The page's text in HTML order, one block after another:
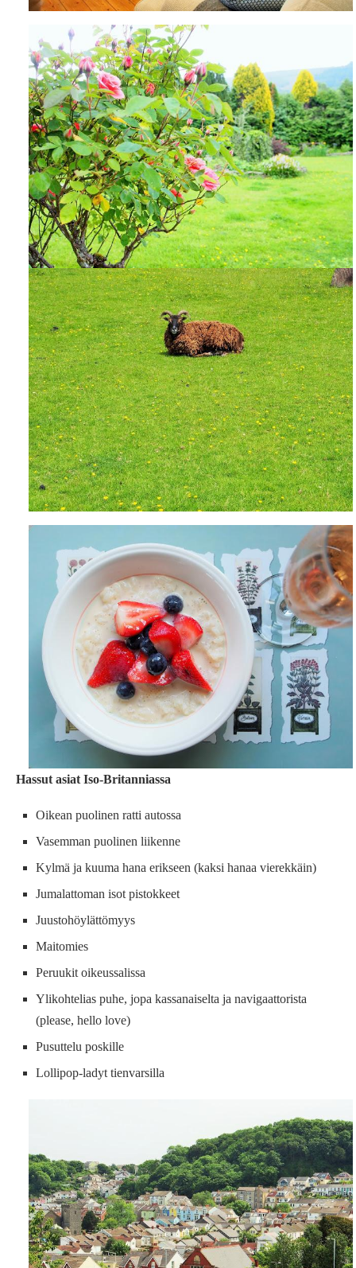
Hassut asiat Iso-Britanniassa
Oikean puolinen ratti autossa
Vasemman puolinen liikenne
Kylmä ja kuuma hana erikseen (kaksi hanaa vierekkäin)
Jumalattoman isot pistokkeet
Juustohöylättömyys
Maitomies
Peruukit oikeussalissa
Ylikohtelias puhe, jopa kassanaiselta ja navigaattorista
(please, hello love)
Pusuttelu poskille
Lollipop-ladyt tienvarsilla